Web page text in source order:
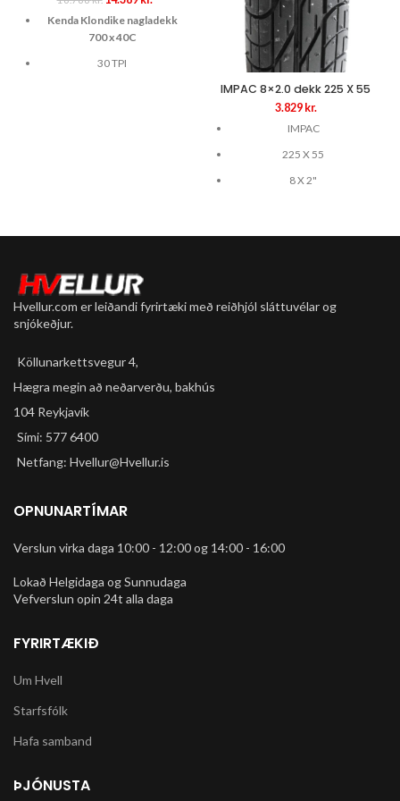
price
was:
16.788 kr..
price
is:
Kenda Klondike nagladekk
700 x 40C
30 TPI
IMPAC 8×2.0 dekk 225 X 55
3.829 kr.
IMPAC
225 X 55
8 X 2"
Hvellur.com er leiðandi fyrirtæki með reiðhjól sláttuvélar og
snjókeðjur.
Köllunarkettsvegur 4,
Hægra megin að neðarverðu, bakhús
104 Reykjavík
Sími: 577 6400
Netfang: Hvellur@Hvellur.is
OPNUNARTÍMAR
Verslun virka daga 10:00 - 12:00 og 14:00 - 16:00
Lokað Helgidaga og Sunnudaga
Vefverslun opin 24t alla daga
FYRIRTÆKIÐ
Um Hvell
Starfsfólk
Hafa samband
ÞJÓNUSTA